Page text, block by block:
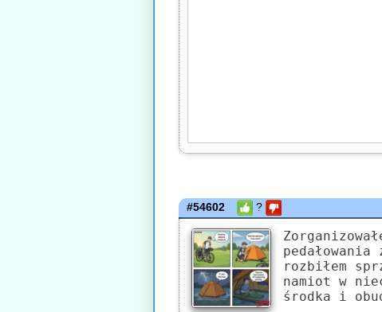
#54602 ?
rozbiłem
namiot w
środka i